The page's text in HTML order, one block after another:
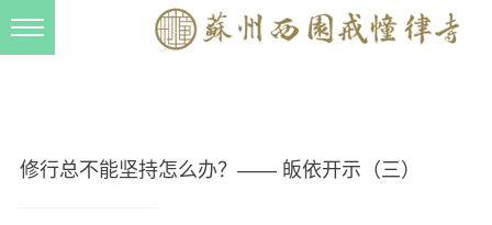
修行总不能坚持怎么办？—— 皈依开示（三）